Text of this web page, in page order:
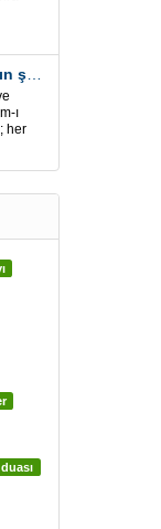
Arabi ayın ilk Gecesi”Hastalıkların şifa için” Eş-Şafi
ı
her